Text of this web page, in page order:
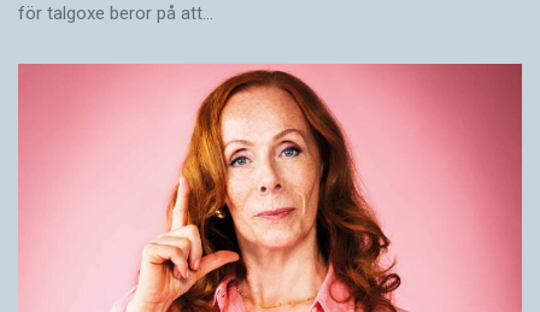
för talgoxe beror på att…